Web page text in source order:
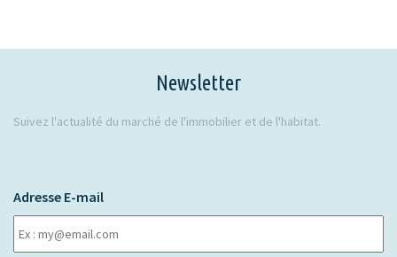
Newsletter
Suivez l'actualité du marché de l'immobilier et de l'habitat.
Adresse E-mail